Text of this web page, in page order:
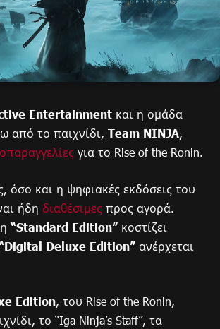
Entertainment και η ομάδα
από το παιχνίδι, Team NINJA,
για το Rise of the Ronin.
όσο και η ψηφιακές εκδόσεις του
ήδη διαθέσιμες προς αγορά.
“Standard Edition” κοστίζει
Deluxe Edition” ανέρχεται
Edition, του Rise of the Ronin,
το “Iga Ninja’s Staff”, τα